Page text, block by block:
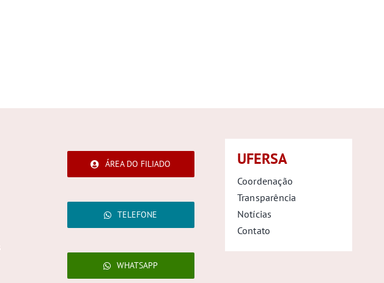
ÁREA DO FILIADO
TELEFONE
WHATSAPP
UFERSA
Coordenação
Transparência
Notícias
Contato